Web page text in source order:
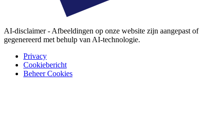
AI-disclaimer - Afbeeldingen op onze website zijn aangepast of
gegenereerd met behulp van AI-technologie.
Privacy
Cookiebericht
Beheer Cookies